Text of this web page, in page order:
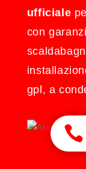
ufficiale
con
gpl, a